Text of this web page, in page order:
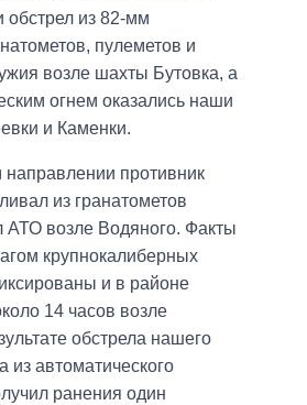
обстрел из 82-мм
пулеметов и
возле шахты Бутовка, а
огнем оказались наши
и Каменки.
противник
из гранатометов
АТО возле Водяного. Факты
крупнокалиберных
и в районе
14 часов возле
обстрела нашего
из автоматического
ранения один